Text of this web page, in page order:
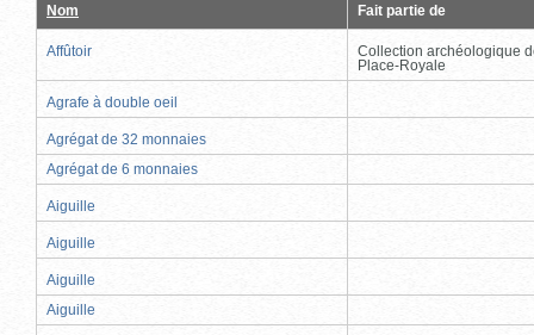
Nom Fait partie de
Affûtoir
Collection archéologique
Place-Royale
Agrafe à double oeil
Agrégat de 32 monnaies
Agrégat de 6 monnaies
Aiguille
Aiguille
Aiguille
Aiguille